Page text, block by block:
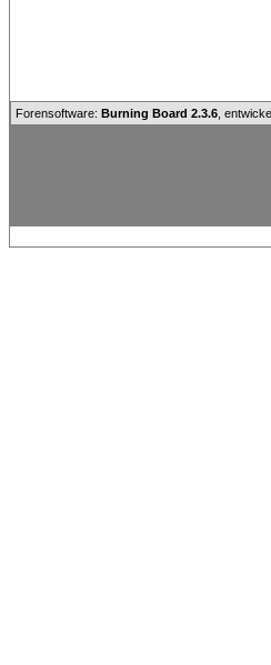
Forensoftware: Burning Board 2.3.6 ,